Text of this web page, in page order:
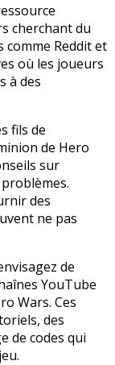
cherchant du
comme Reddit et
où les joueurs
à des
fils de
de Hero
sur
des
ne pas
de
YouTube
Wars. Ces
des
de codes qui